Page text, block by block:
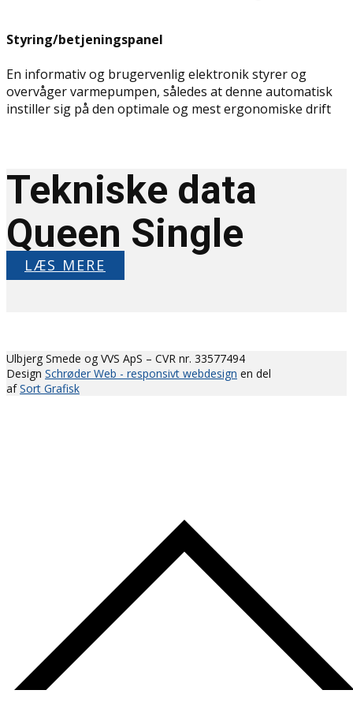
Styring/betjeningspanel
En informativ og brugervenlig elektronik styrer og
overvåger varmepumpen, således at denne automatisk
instiller sig på den optimale og mest ergonomiske drift
Tekniske data
Queen Single
LÆS MERE
Ulbjerg Smede og VVS ApS – CVR nr. 33577494
Design Schrøder Web - responsivt webdesign en del
afSort Grafisk